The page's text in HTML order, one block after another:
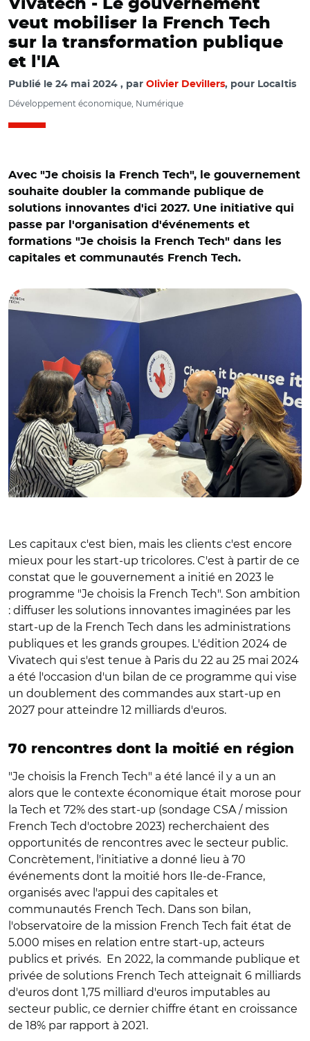
Vivatech - Le gouvernement
veut mobiliser la French Tech
sur la transformation publique
et l'IA
Publié le 24 mai 2024 par Olivier Devillers, pour Localtis
Développement économique, Numérique
Avec "Je choisis la French Tech", le gouvernement
souhaite doubler la commande publique de
solutions innovantes d'ici 2027. Une initiative qui
passe par l'organisation d'événements et
formations "Je choisis la French Tech" dans les
capitales et communautés French Tech.
© @LaFrenchTech/ Stanislas Guerini sur le stand de la
Les capitaux c'est bien, mais les clients c'est encore
mieux pour les start-up tricolores. C'est à partir de ce
constat que le gouvernement a initié en 2023 le
programme "Je choisis la French Tech". Son ambition
: diffuser les solutions innovantes imaginées par les
start-up de la French Tech dans les administrations
publiques et les grands groupes. L'édition 2024 de
Vivatech qui s'est tenue à Paris du 22 au 25 mai 2024
a été l'occasion d'un bilan de ce programme qui vise
un doublement des commandes aux start-up en
2027 pour atteindre 12 milliards d'euros.
70 rencontres dont la moitié en région
"Je choisis la French Tech" a été lancé il y a un an
alors que le contexte économique était morose pour
la Tech et 72% des start-up (sondage CSA / mission
French Tech d'octobre 2023) recherchaient des
opportunités de rencontres avec le secteur public.
Concrètement, l'initiative a donné lieu à 70
événements dont la moitié hors Ile-de-France,
organisés avec l'appui des capitales et
communautés French Tech. Dans son bilan,
l'observatoire de la mission French Tech fait état de
5.000 mises en relation entre start-up, acteurs
publics et privés. En 2022, la commande publique et
privée de solutions French Tech atteignait 6 milliards
d'euros dont 1,75 milliard d'euros imputables au
secteur public, ce dernier chiffre étant en croissance
de 18% par rapport à 2021.